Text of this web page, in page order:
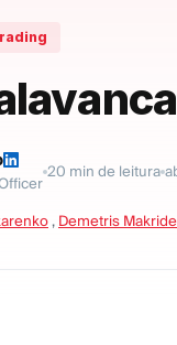
20 min de leitura
, Demetris